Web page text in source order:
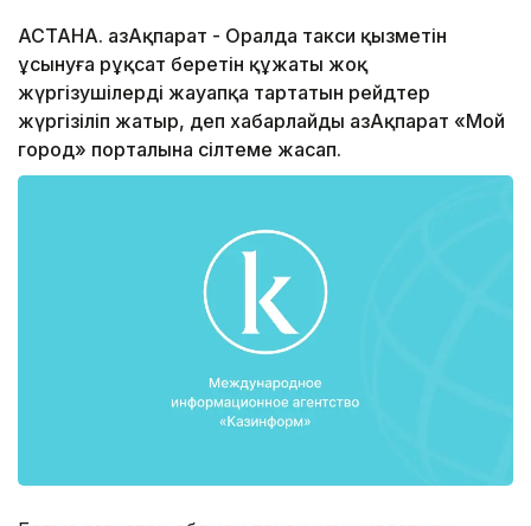
АСТАНА. ҚазАқпарат - Оралда такси қызметін
ұсынуға рұқсат беретін құжаты жоқ
жүргізушілерді жауапқа тартатын рейдтер
жүргізіліп жатыр, деп хабарлайды ҚазАқпарат «Мой
город» порталына сілтеме жасап.